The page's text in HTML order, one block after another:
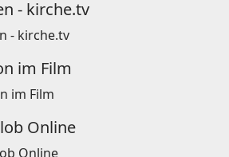
- kirche.tv
im Film
Online